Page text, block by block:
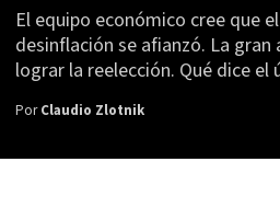
El equipo económico cree que
desinflación se afianzó. La gran
lograr la reelección. Qué dice
PorClaudio Zlotnik